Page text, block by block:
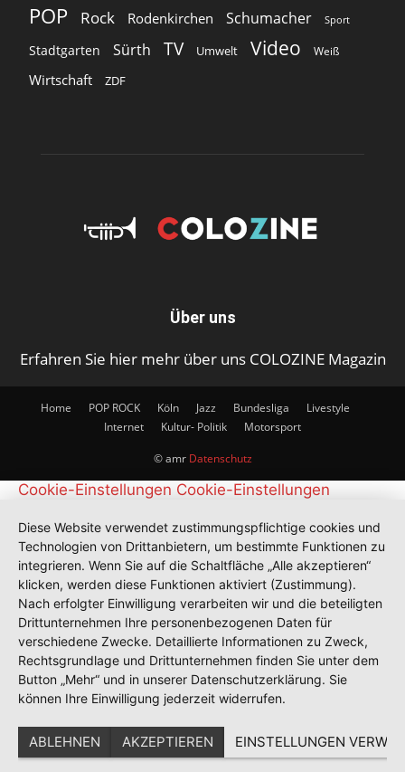
POP Rock Rodenkirchen Schumacher Sport
Stadtgarten Sürth TV Umwelt Video Weiß
Wirtschaft ZDF
Über uns
Erfahren Sie hier mehr über uns COLOZINE Magazin
Home POP ROCK Köln Jazz Bundesliga
Livestyle
Internet
Kultur- Politik Motorsport
© amr Datenschutz
Cookie-Einstellungen Cookie-Einstellungen
Diese Website verwendet zustimmungspflichtige cookies und
Technologien von Drittanbietern, um bestimmte Funktionen zu
integrieren. Wenn Sie auf die Schaltfläche „Alle akzeptieren“
klicken, werden diese Funktionen aktiviert (Zustimmung).
Nach erfolgter Einwilligung verarbeiten wir und die beteiligten
Drittunternehmen Ihre personenbezogenen Daten für
verschiedene Zwecke. Detaillierte Informationen zu Zweck,
Rechtsgrundlage und Drittunternehmen finden Sie unter dem
Button „Mehr“ und in unserer Datenschutzerklärung. Sie
können Ihre Einwilligung jederzeit widerrufen.
ABLEHNEN AKZEPTIEREN EINSTELLUNGEN